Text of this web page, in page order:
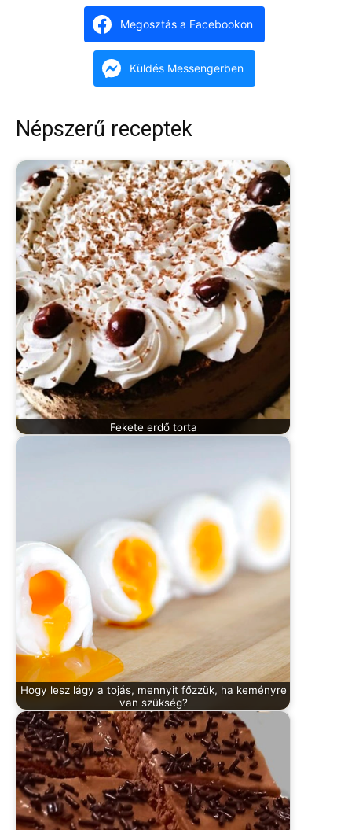
Megosztás a Facebookon
Küldés Messengerben
Népszerű receptek
Fekete erdő torta
Hogy lesz lágy a tojás, mennyit főzzük, ha keményre
van szükség?